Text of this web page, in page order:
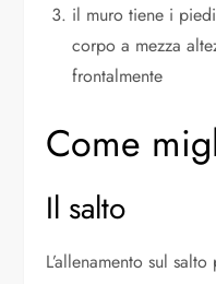
il muro tiene i
corpo a mezza
frontalmente
Come
Il salto
L’allenamento sul